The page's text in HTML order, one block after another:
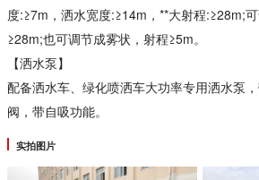
度:≥7m，洒水宽度:≥14m，**大射程:≥28m;
≥28m;也可调节成雾状，射程≥5m。
【洒水泵】
配备洒水车、绿化喷洒车大功率专用洒水泵
阀，带自吸功能。
实拍图片